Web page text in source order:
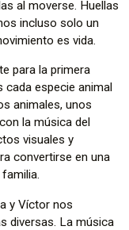
al moverse. Huellas
incluso solo un
es vida.
para la primera
especie animal
animales, unos
la música del
visuales y
convertirse en una
y Víctor nos
diversas. La música